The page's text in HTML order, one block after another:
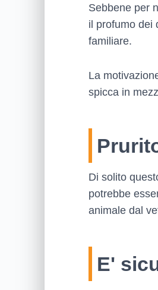
Sebbene per
il profumo dei
familiare.
La
spicca in
Di solito
potrebbe
animale dal
E'